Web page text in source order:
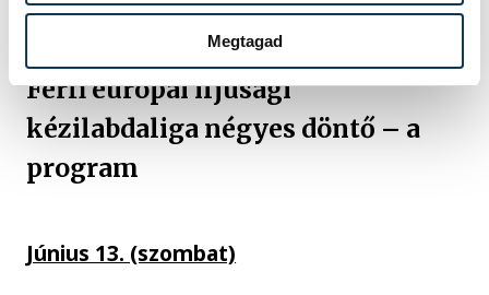
Megtagad
Férfi európai ifjúsági
kézilabdaliga négyes döntő – a
program
Június 13. (szombat)